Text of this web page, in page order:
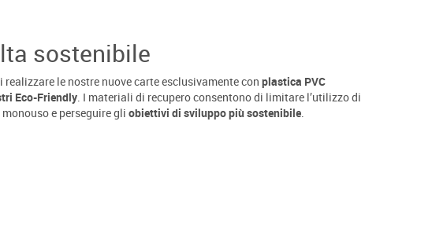
sostenibile
le nostre nuove carte esclusivamente con plastica PVC
Eco-Friendly . I materiali di recupero consentono di limitare l’utilizzo di
e perseguire gli obiettivi di sviluppo più sostenibile